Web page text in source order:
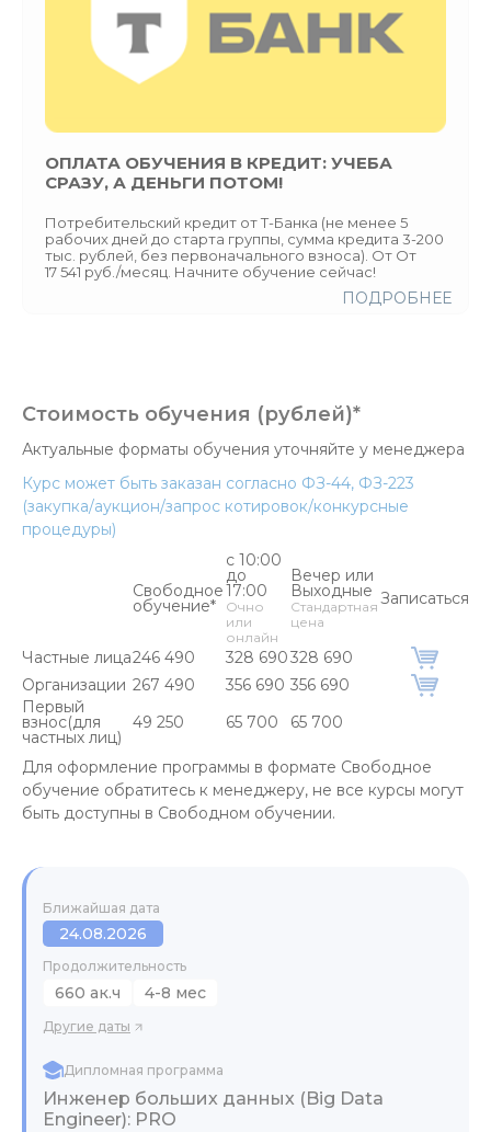
ОПЛАТА ОБУЧЕНИЯ В КРЕДИТ: УЧЕБА
СРАЗУ, А ДЕНЬГИ ПОТОМ!
Потребительский кредит от Т-Банка (не менее 5
рабочих дней до старта группы, сумма кредита 3-200
тыс. рублей, без первоначального взноса). От От
17 541 руб./месяц. Начните обучение сейчас!
ПОДРОБНЕЕ
Стоимость обучения (рублей)*
Актуальные форматы обучения уточняйте у менеджера
Курс может быть заказан согласно ФЗ-44, ФЗ-223
(закупка/аукцион/запрос котировок/конкурсные
процедуры)
Свободное
обучение*
с 10:00
до
17:00
Очно
или
онлайн
Вечер или
Выходные
Стандартная
цена
Записаться
Частные лица246 490 328 690328 690
Организации 267 490 356 690 356 690
Первый
взнос(для
частных лиц)
49 250 65 700 65 700
Для оформление программы в формате Свободное
обучение обратитесь к менеджеру, не все курсы могут
быть доступны в Свободном обучении.
Ближайшая дата
24.08.2026
Продолжительность
660 ак.ч 4-8 мес
Другие даты
Дипломная программа
Инженер больших данных (Big Data
Engineer): PRO